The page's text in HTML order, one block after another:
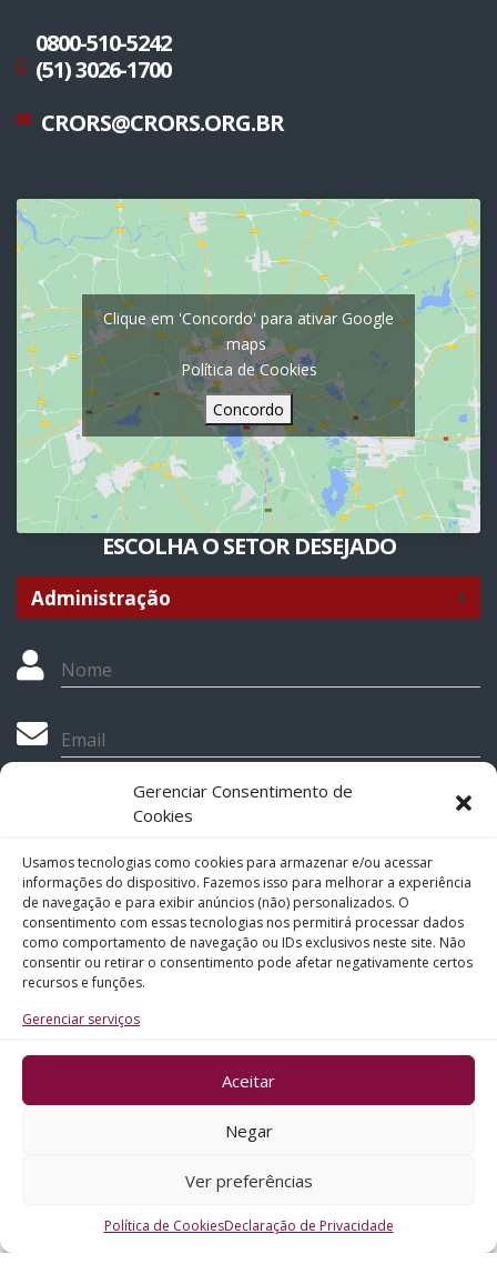
Gerenciar Consentimento de
Cookies
Usamos tecnologias como cookies para armazenar e/ou acessar
informações do dispositivo. Fazemos isso para melhorar a experiência
de navegação e para exibir anúncios (não) personalizados. O
consentimento com essas tecnologias nos permitirá processar dados
como comportamento de navegação ou IDs exclusivos neste site. Não
consentir ou retirar o consentimento pode afetar negativamente certos
recursos e funções.
Gerenciar serviços
Aceitar
Negar
Ver preferências
Política de CookiesDeclaração de Privacidade
0800-510-5242
(51) 3026-1700
CRORS@CRORS.ORG.BR
Clique em 'Concordo' para ativar Google
maps
Política de Cookies
Concordo
ESCOLHA O SETOR DESEJADO
Nome
Email
Telefone
Assunto
Mensagem